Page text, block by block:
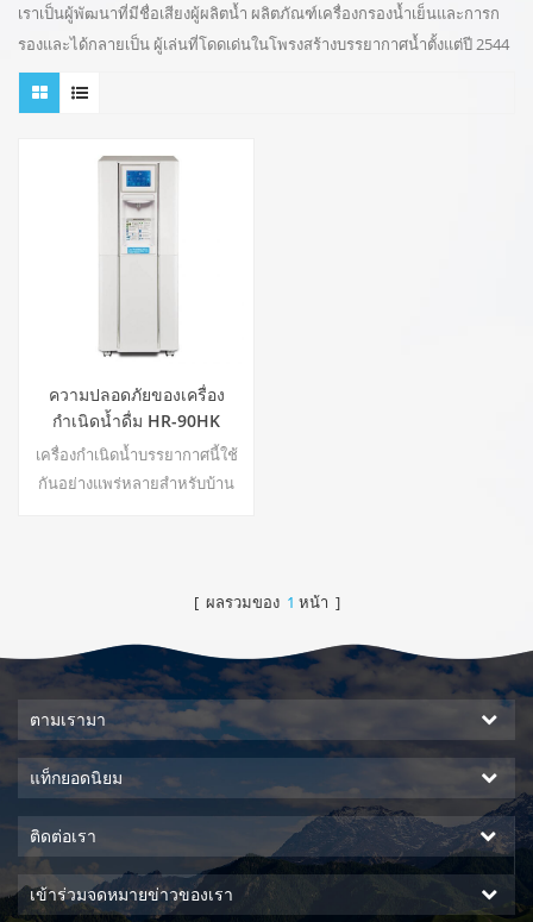
เราเป็นผู้พัฒนาที่มีชื่อเสียงผู้ผลิตน้ำ ผลิตภัณฑ์เครื่องกรองน้ำเย็นและการก
รองและได้กลายเป็น ผู้เล่นที่โดดเด่นในโพรงสร้างบรรยากาศน้ำตั้งแต่ปี 2544
ความปลอดภัยของเครื่อง
กำเนิดน้ำดื่ม HR-90HK
เครื่องกำเนิดน้ำบรรยากาศนี้ใช้
กันอย่างแพร่หลายสำหรับบ้าน
[ ผลรวมของ 1 หน้า ]
ตามเรามา
แท็กยอดนิยม
ติดต่อเรา
เข้าร่วมจดหมายข่าวของเรา